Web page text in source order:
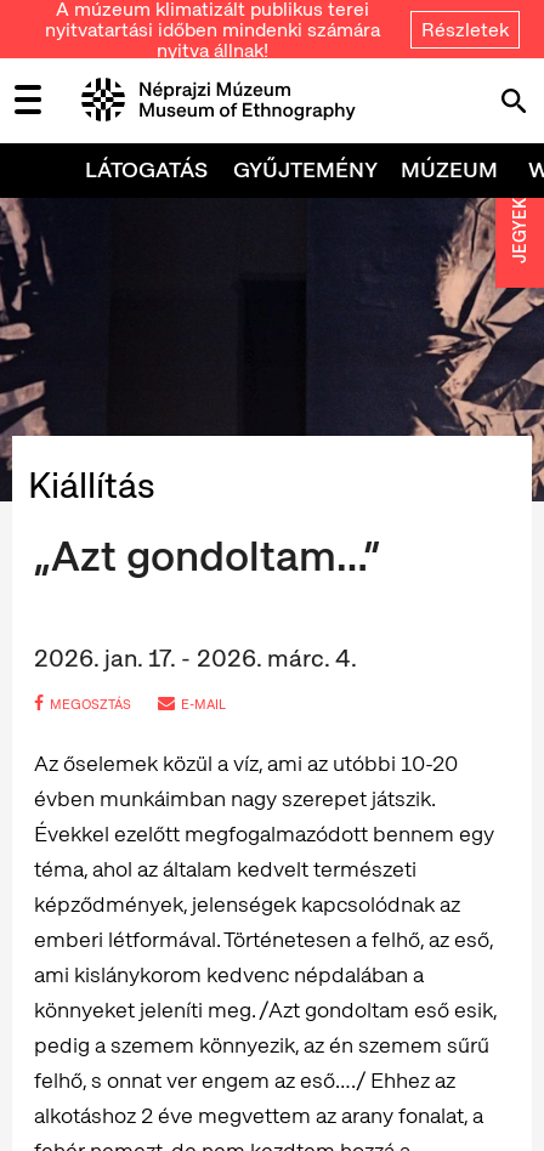
A múzeum klimatizált publikus terei
nyitvatartási időben mindenki számára
nyitva állnak!
Részletek
LÁTOGATÁS GYŰJTEMÉNY MÚZEUM
Kiállítás
„Azt gondoltam…”
2026. jan. 17. - 2026. márc. 4.
MEGOSZTÁS E-MAIL
Az őselemek közül a víz, ami az utóbbi 10-20
évben munkáimban nagy szerepet játszik.
Évekkel ezelőtt megfogalmazódott bennem egy
téma, ahol az általam kedvelt természeti
képződmények, jelenségek kapcsolódnak az
emberi létformával. Történetesen a felhő, az eső,
ami kislánykorom kedvenc népdalában a
könnyeket jeleníti meg. /Azt gondoltam eső esik,
pedig a szemem könnyezik, az én szemem sűrű
felhő, s onnat ver engem az eső…./ Ehhez az
alkotáshoz 2 éve megvettem az arany fonalat, a
JEGYEK